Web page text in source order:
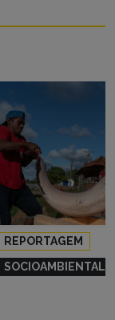
REPORTAGEM
SOCIOAMBIENTAL